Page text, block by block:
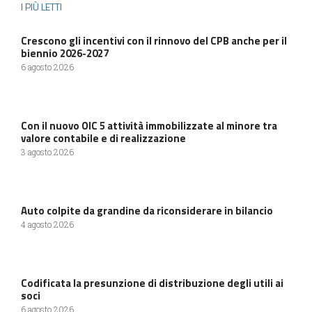
I PIÙ LETTI
Crescono gli incentivi con il rinnovo del CPB anche per il
biennio 2026-2027
6 agosto 2026
Con il nuovo OIC 5 attività immobilizzate al minore tra
valore contabile e di realizzazione
3 agosto 2026
Auto colpite da grandine da riconsiderare in bilancio
4 agosto 2026
Codificata la presunzione di distribuzione degli utili ai
soci
6 agosto 2026